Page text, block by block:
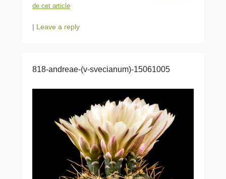
de cet article
| Leave a reply
818-andreae-(v-svecianum)-15061005